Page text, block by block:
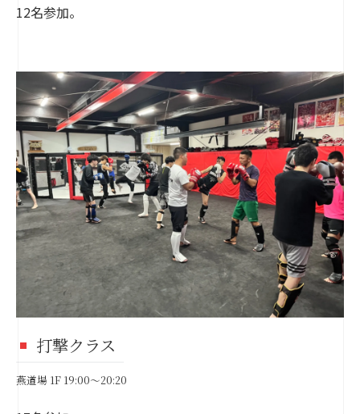
12名参加。
打撃クラス
燕道場 1F 19:00～20:20